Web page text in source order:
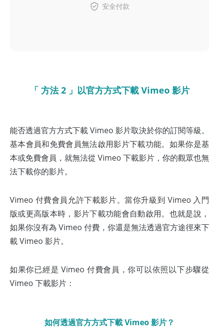
安全付款
「 方法 2 」以官方方式下載 Vimeo 影片
能否透過官方方式下載 Vimeo 影片取決於你的訂閱等級。
基本會員和免費會員無法啟用影片下載功能。如果你是基
本或免費會員，就無法從 Vimeo 下載影片，你的觀眾也無
法下載你的影片。
Vimeo 付費會員允許下載影片。當你升級到 Vimeo 入門
版或更高版本時，影片下載功能會自動啟用。也就是說，
如果你沒有為 Vimeo 付費，你還是無法透過官方途徑來下
載 Vimeo 影片。
如果你已經是 Vimeo 付費會員，你可以依照以下步驟從
Vimeo 下載影片：
如何透過官方方式下載 Vimeo 影片？